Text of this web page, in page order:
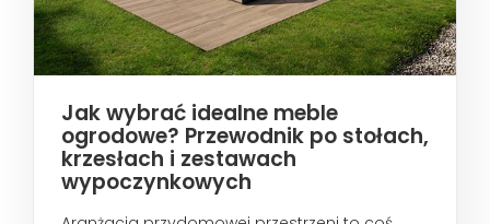
Jak wybrać idealne meble
ogrodowe? Przewodnik po stołach,
krzesłach i zestawach
wypoczynkowych